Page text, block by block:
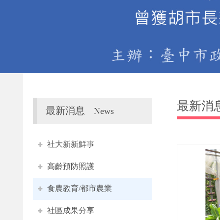
最新消息 News
社大新新鮮事
高齡預防照護
食農教育/都市農業
社區成果分享
最新消